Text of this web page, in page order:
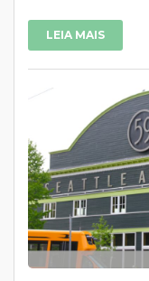
LEIA MAIS